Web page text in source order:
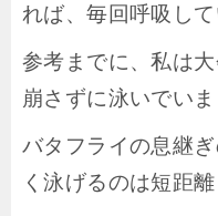
れば、毎回呼吸して
参考までに、私は
崩さずに泳いでいま
バタフライの息継
く泳げるのは短距